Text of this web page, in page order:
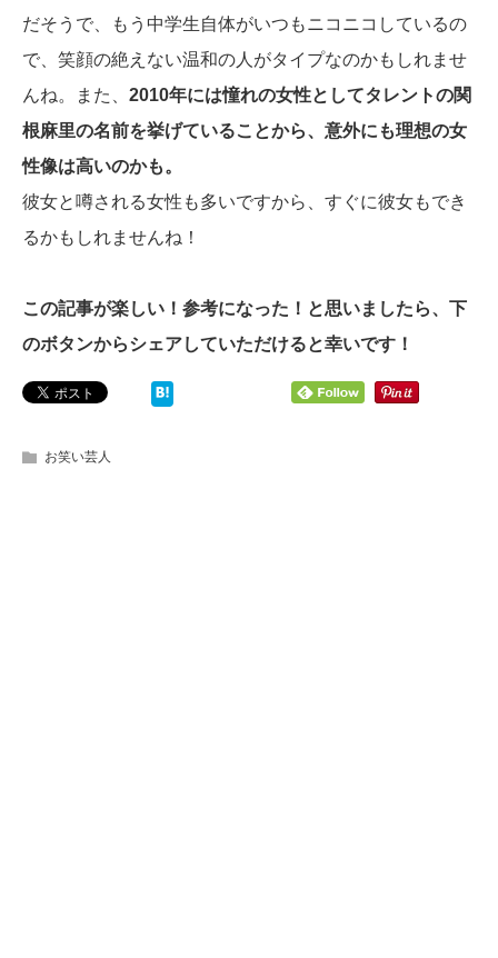
だそうで、もう中学生自体がいつもニコニコしているの
で、笑顔の絶えない温和の人がタイプなのかもしれませ
んね。また、 2010年には憧れの女性としてタレントの関
根麻里の名前を挙げていることから、意外にも理想の女
性像は高いのかも。
彼女と噂される女性も多いですから、すぐに彼女もでき
るかもしれませんね！
この記事が楽しい！参考になった！と思いましたら、下
のボタンからシェアしていただけると幸いです！
お笑い芸人